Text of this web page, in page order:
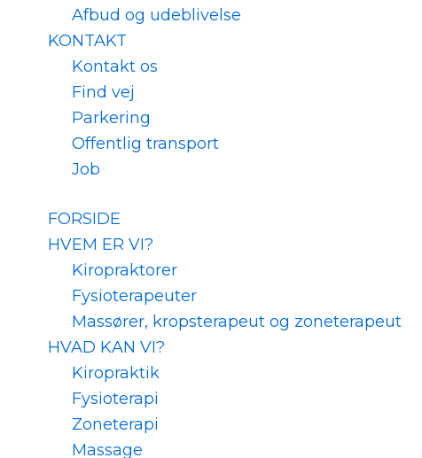
Afbud og udeblivelse
KONTAKT
Kontakt os
Find vej
Parkering
Offentlig transport
Job
FORSIDE
HVEM ER VI?
Kiropraktorer
Fysioterapeuter
Massører, kropsterapeut og zoneterapeut
HVAD KAN VI?
Kiropraktik
Fysioterapi
Zoneterapi
Massage